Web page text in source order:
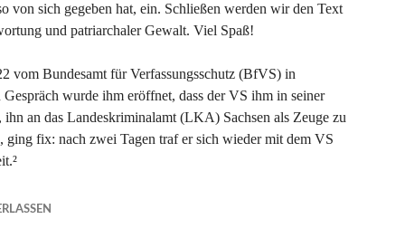
von sich gegeben hat, ein. Schließen werden wir den Text
und patriarchaler Gewalt. Viel Spaß!
vom Bundesamt für Verfassungsschutz (BfVS) in
Gespräch wurde ihm eröffnet, dass der VS ihm in seiner
an das Landeskriminalamt (LKA) Sachsen als Zeuge zu
ging fix: nach zwei Tagen traf er sich wieder mit dem VS